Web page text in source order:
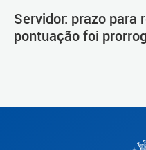
Servidor: prazo para
pontuação foi